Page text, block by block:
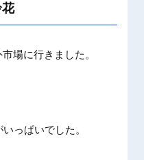
場に行きました。
っぱいでした。